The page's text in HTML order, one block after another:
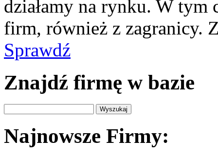
działamy na rynku. W tym
firm, również z zagranicy.
Sprawdź
Znajdź firmę w bazie
Najnowsze Firmy: